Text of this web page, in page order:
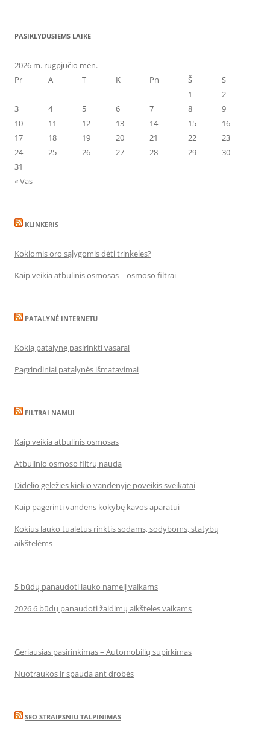
PASIKLYDUSIEMS LAIKE
2026 m. rugpjūčio mėn.
Pr
A T K Pn Š
S
1
2
3
4 5 6 7 8
9
10
11 12 13 14 15
16
17
18 19 20 21 22
23
24
25 26 27 28 29
30
31
« Vas
KLINKERIS
Kokiomis oro sąlygomis dėti trinkeles?
Kaip veikia atbulinis osmosas – osmoso filtrai
PATALYNĖ INTERNETU
Kokią patalynę pasirinkti vasarai
Pagrindiniai patalynės išmatavimai
FILTRAI NAMUI
Kaip veikia atbulinis osmosas
Atbulinio osmoso filtrų nauda
Didelio geležies kiekio vandenyje poveikis sveikatai
Kaip pagerinti vandens kokybę kavos aparatui
Kokius lauko tualetus rinktis sodams, sodyboms, statybų
aikštelėms
5 būdų panaudoti lauko namelį vaikams
2026 6 būdų panaudoti žaidimų aikšteles vaikams
Geriausias pasirinkimas – Automobilių supirkimas
Nuotraukos ir spauda ant drobės
SEO STRAIPSNIU TALPINIMAS